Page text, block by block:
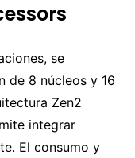
se
de 8 núcleos y 16
Zen2
integrar
El consumo y